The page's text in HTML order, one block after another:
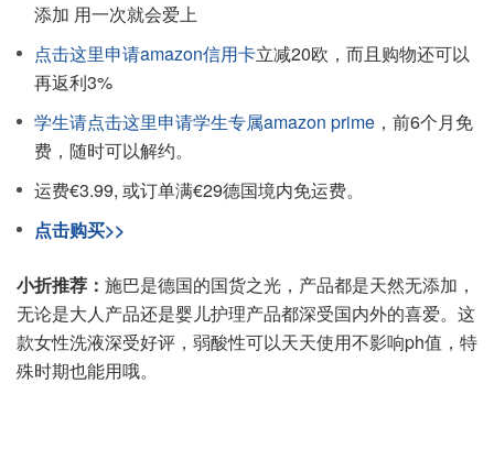
添加 用一次就会爱上
点击这里申请amazon信用卡立减20欧，而且购物还可以
再返利3%
学生请点击这里申请学生专属amazon prime ，前6个月免
费，随时可以解约。
运费€3.99, 或订单满€29德国境内免运费。
点击购买>>
小折推荐： 施巴是德国的国货之光，产品都是天然无添加，
无论是大人产品还是婴儿护理产品都深受国内外的喜爱。这
款女性洗液深受好评，弱酸性可以天天使用不影响ph值，特
殊时期也能用哦。